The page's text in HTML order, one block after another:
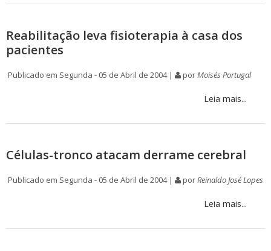
Reabilitação leva fisioterapia à casa dos
pacientes
Publicado em Segunda - 05 de Abril de 2004 | porMoisés Portugal
Leia mais...
Células-tronco atacam derrame cerebral
Publicado em Segunda - 05 de Abril de 2004 | porReinaldo José Lopes
Leia mais...